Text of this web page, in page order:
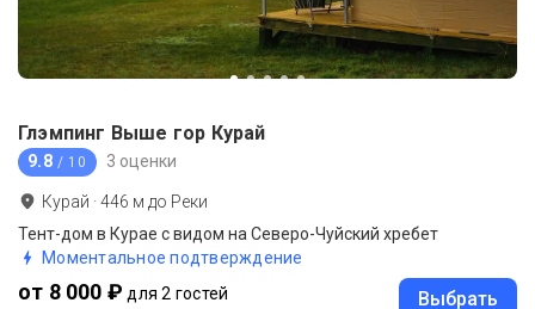
Глэмпинг Выше гор Курай
9.8 / 10 3 оценки
Курай ·446 м до Реки
Тент-дом в Курае с видом на Северо-Чуйский хребет
Моментальное подтверждение
от 8 000 ₽ для 2 гостей Выбрать